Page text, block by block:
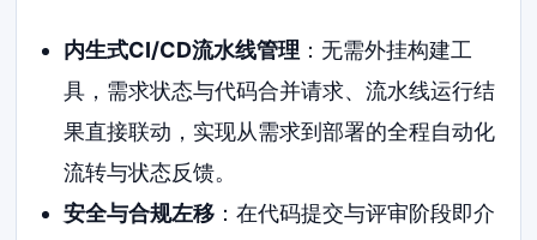
内生式CI/CD流水线管理 ：无需外挂构建工
具，需求状态与代码合并请求、流水线运行结
果直接联动，实现从需求到部署的全程自动化
流转与状态反馈。
安全与合规左移：在代码提交与评审阶段即介